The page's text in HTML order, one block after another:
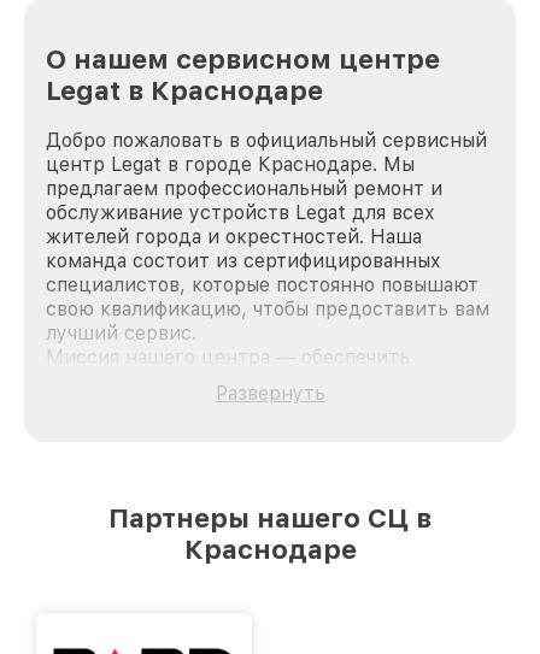
О нашем сервисном центре
Legat в Краснодаре
Добро пожаловать в официальный сервисный
центр Legat в городе Краснодаре. Мы
предлагаем профессиональный ремонт и
обслуживание устройств Legat для всех
жителей города и окрестностей. Наша
команда состоит из сертифицированных
специалистов, которые постоянно повышают
свою квалификацию, чтобы предоставить вам
лучший сервис.
Миссия нашего центра — обеспечить
качественный и доступный ремонт для
каждого пользователя продукции Legat, вне
лучшим сервисным центром Legat в городе
Краснодаре, постоянно повышая уровень
Развернуть
Партнеры нашего СЦ в
Краснодаре